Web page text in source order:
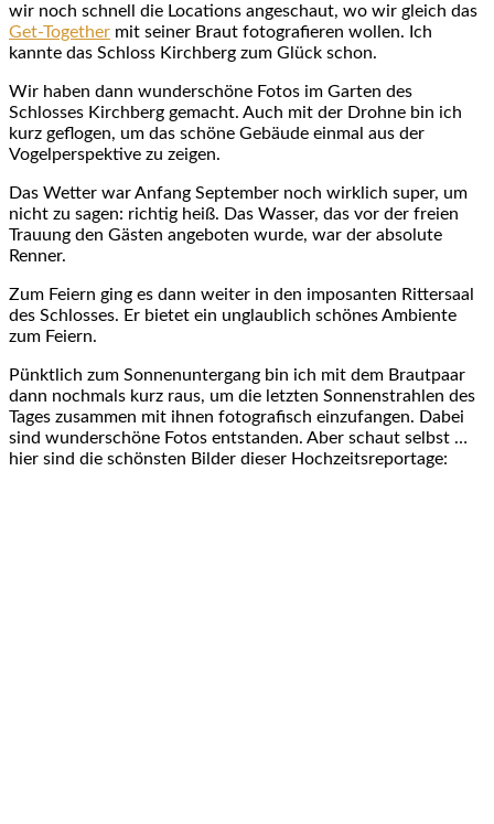
wir noch schnell die Locations angeschaut, wo wir gleich das
Get-Together mit seiner Braut fotografieren wollen. Ich
kannte das Schloss Kirchberg zum Glück schon.
Wir haben dann wunderschöne Fotos im Garten des
Schlosses Kirchberg gemacht. Auch mit der Drohne bin ich
kurz geflogen, um das schöne Gebäude einmal aus der
Vogelperspektive zu zeigen.
Das Wetter war Anfang September noch wirklich super, um
nicht zu sagen: richtig heiß. Das Wasser, das vor der freien
Trauung den Gästen angeboten wurde, war der absolute
Renner.
Zum Feiern ging es dann weiter in den imposanten Rittersaal
des Schlosses. Er bietet ein unglaublich schönes Ambiente
zum Feiern.
Pünktlich zum Sonnenuntergang bin ich mit dem Brautpaar
dann nochmals kurz raus, um die letzten Sonnenstrahlen des
Tages zusammen mit ihnen fotografisch einzufangen. Dabei
sind wunderschöne Fotos entstanden. Aber schaut selbst …
hier sind die schönsten Bilder dieser Hochzeitsreportage: